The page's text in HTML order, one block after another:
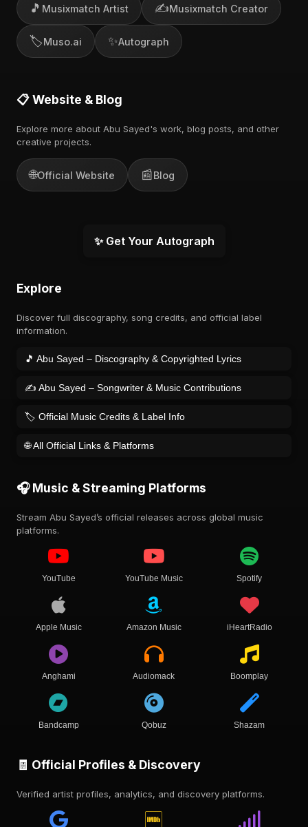
🎵 Musixmatch Artist ✍️Musixmatch Creator
🏷️Muso.ai ✨Autograph
📋 Website & Blog
Explore more about Abu Sayed's work, blog posts, and other
creative projects.
🌐Official Website 📰Blog
✨ Get Your Autograph
Explore
Discover full discography, song credits, and official label
information.
🎵 Abu Sayed – Discography & Copyrighted Lyrics
✍️ Abu Sayed – Songwriter & Music Contributions
🏷️ Official Music Credits & Label Info
🌐 All Official Links & Platforms
🎧 Music & Streaming Platforms
Stream Abu Sayed’s official releases across global music
platforms.
YouTube YouTube Music Spotify
Apple Music Amazon Music iHeartRadio
Anghami Audiomack Boomplay
Bandcamp Qobuz Shazam
🧾 Official Profiles & Discovery
Verified artist profiles, analytics, and discovery platforms.